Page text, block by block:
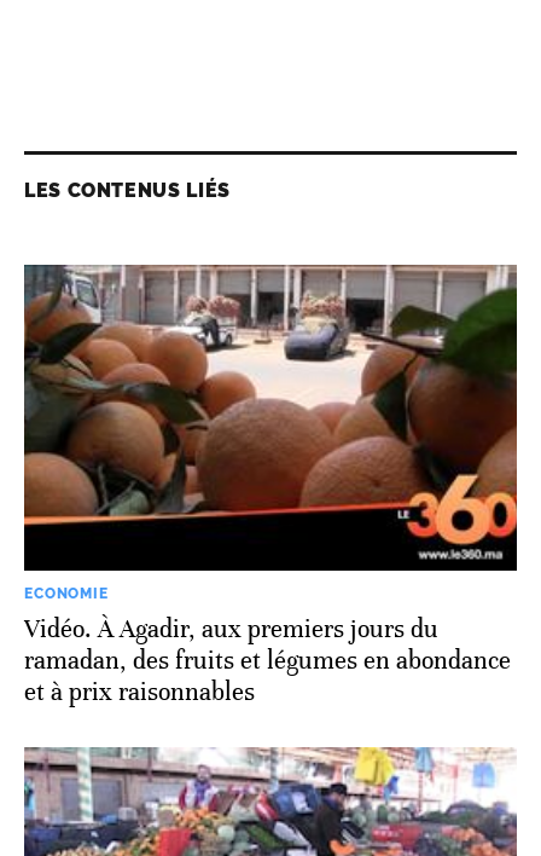
LES CONTENUS LIÉS
ECONOMIE
Vidéo. À Agadir, aux premiers jours du
ramadan, des fruits et légumes en abondance
et à prix raisonnables